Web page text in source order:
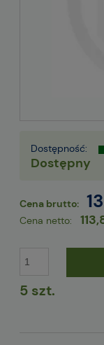
Dostępność:
Dostępny
Cena brutto:
Cena netto:
5 szt.